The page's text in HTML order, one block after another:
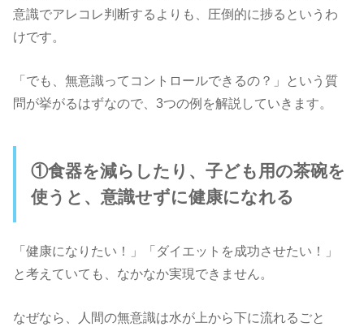
意識でアレコレ判断するよりも、圧倒的に捗るというわ
けです。
「でも、無意識ってコントロールできるの？」という質
問が挙がるはずなので、3つの例を解説していきます。
①食器を減らしたり、子ども用の茶碗を
使うと、意識せずに健康になれる
「健康になりたい！」「ダイエットを成功させたい！」
と考えていても、なかなか実現できません。
なぜなら、人間の無意識は水が上から下に流れるごと